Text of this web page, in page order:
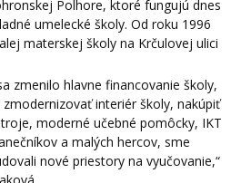
Polhore, ktoré fungujú dnes
umelecké školy. Od roku 1996
materskej školy na Krčulovej ulici
zmenilo hlavne financovanie školy,
interiér školy, nakúpiť
moderné učebné pomôcky, IKT
a malých hercov, sme
nové priestory na vyučovanie,“